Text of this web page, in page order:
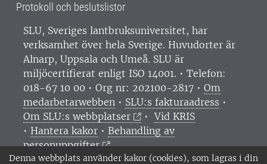
Denna webbplats använder kakor (cookies), som lagras i din
Protokoll och beslutslistor
SLU, Sveriges lantbruksuniversitet, har
verksamhet över hela Sverige. Huvudorter är
Alnarp, Uppsala och Umeå. SLU är
miljöcertifierat enligt ISO 14001. • Telefon:
018-67 10 00 • Org nr: 202100-2817 • Om
medarbetarwebben • SLU:s fakturaadress •
Om SLU:s webbplatser
•Vid KRIS
• Hantera kakor • Behandling av
personuppgifter